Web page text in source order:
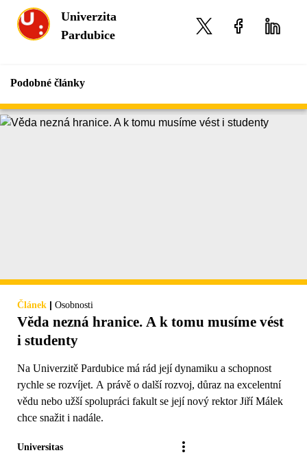
Univerzita
Pardubice
Podobné články
Článek | Osobnosti
Věda nezná hranice. A k tomu musíme vést
i studenty
Na Univerzitě Pardubice má rád její dynamiku a schopnost
rychle se rozvíjet. A právě o další rozvoj, důraz na excelentní
vědu nebo užší spolupráci fakult se její nový rektor Jiří Málek
chce snažit i nadále.
Universitas